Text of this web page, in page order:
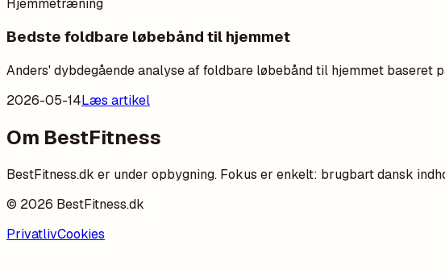
Bedste foldbare løbebånd til hjemmet
Anders' dybdegående analyse af foldbare løbebånd til hjemmet
2026-05-14Læs artikel
Om BestFitness
BestFitness.dk er under opbygning. Fokus er enkelt: brugbart dansk
© 2026 BestFitness.dk
PrivatlivCookies